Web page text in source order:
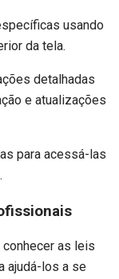
usando
da tela.
detalhadas
e atualizações
para acessá-las
conhecer as leis
ajudá-los a se